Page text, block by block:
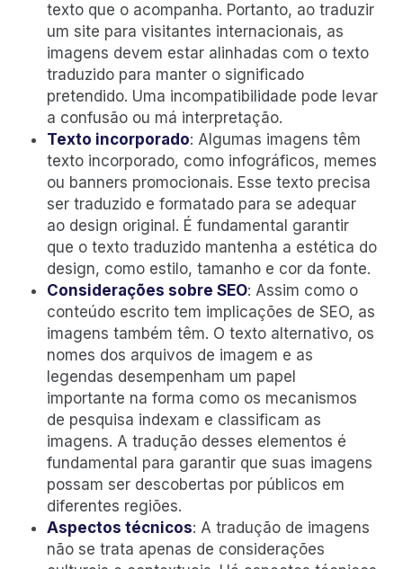
texto que o acompanha. Portanto, ao traduzir
um site para visitantes internacionais, as
imagens devem estar alinhadas com o texto
traduzido para manter o significado
pretendido. Uma incompatibilidade pode levar
a confusão ou má interpretação.
Texto incorporado: Algumas imagens têm
texto incorporado, como infográficos, memes
ou banners promocionais. Esse texto precisa
ser traduzido e formatado para se adequar
ao design original. É fundamental garantir
que o texto traduzido mantenha a estética do
design, como estilo, tamanho e cor da fonte.
Considerações sobre SEO: Assim como o
conteúdo escrito tem implicações de SEO, as
imagens também têm. O texto alternativo, os
nomes dos arquivos de imagem e as
legendas desempenham um papel
importante na forma como os mecanismos
de pesquisa indexam e classificam as
imagens. A tradução desses elementos é
fundamental para garantir que suas imagens
possam ser descobertas por públicos em
diferentes regiões.
Aspectos técnicos: A tradução de imagens
não se trata apenas de considerações